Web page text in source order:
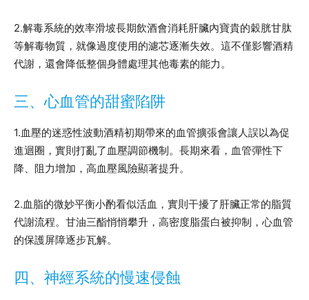
2.解毒系統的效率滑坡長期飲酒會消耗肝臟內寶貴的穀胱甘肽
等解毒物質，就像過度使用的濾芯逐漸失效。這不僅影響酒精
代謝，還會降低整個身體處理其他毒素的能力。
三、心血管的甜蜜陷阱
1.血壓的迷惑性波動酒精初期帶來的血管擴張會讓人誤以為促
進迴圈，實則打亂了血壓調節機制。長期來看，血管彈性下
降、阻力增加，高血壓風險顯著提升。
2.血脂的微妙平衡小酌看似活血，實則干擾了肝臟正常的脂質
代謝流程。甘油三酯悄悄攀升，高密度脂蛋白被抑制，心血管
的保護屏障逐步瓦解。
四、神經系統的慢速侵蝕